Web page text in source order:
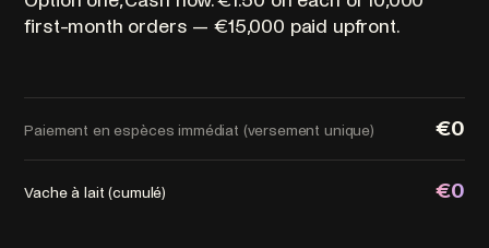
first-month orders — €15,000 paid upfront.
Paiement en espèces immédiat (versement unique) €0
Vache à lait (cumulé) €0